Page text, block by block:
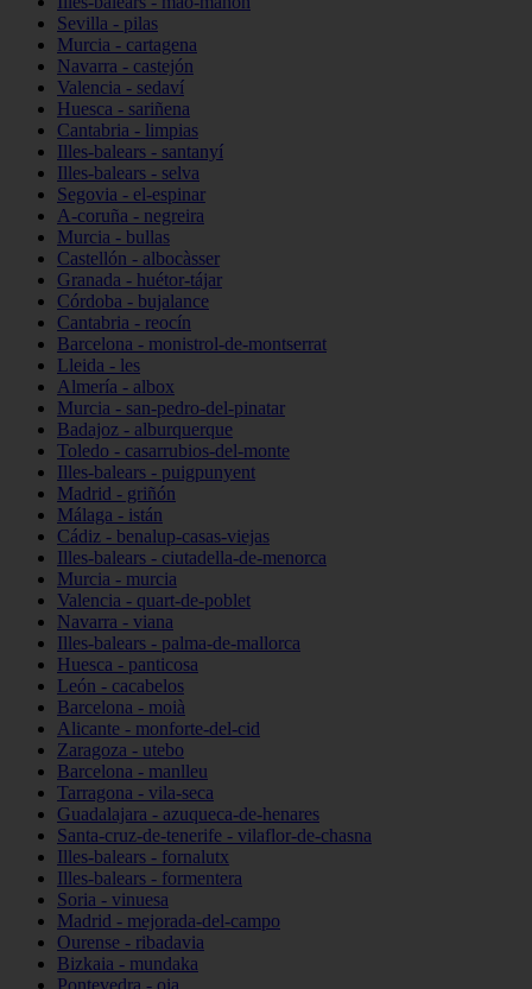
Sevilla - pilas
Murcia - cartagena
Navarra - castejón
Valencia - sedaví
Huesca - sariñena
Cantabria - limpias
Illes-balears - santanyí
Illes-balears - selva
Segovia - el-espinar
A-coruña - negreira
Murcia - bullas
Castellón - albocàsser
Granada - huétor-tájar
Córdoba - bujalance
Cantabria - reocín
Barcelona - monistrol-de-montserrat
Lleida - les
Almería - albox
Murcia - san-pedro-del-pinatar
Badajoz - alburquerque
Toledo - casarrubios-del-monte
Illes-balears - puigpunyent
Madrid - griñón
Málaga - istán
Cádiz - benalup-casas-viejas
Illes-balears - ciutadella-de-menorca
Murcia - murcia
Valencia - quart-de-poblet
Navarra - viana
Illes-balears - palma-de-mallorca
Huesca - panticosa
León - cacabelos
Barcelona - moià
Alicante - monforte-del-cid
Zaragoza - utebo
Barcelona - manlleu
Tarragona - vila-seca
Guadalajara - azuqueca-de-henares
Santa-cruz-de-tenerife - vilaflor-de-chasna
Illes-balears - fornalutx
Illes-balears - formentera
Soria - vinuesa
Madrid - mejorada-del-campo
Ourense - ribadavia
Bizkaia - mundaka
Pontevedra - oia